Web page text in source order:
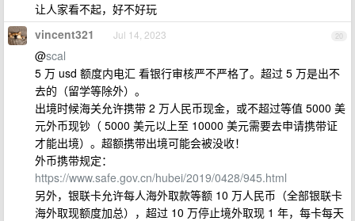
让人家看不起，好不好玩
20
vincent321 Jul 14, 2023
@scal
5 万 usd 额度内电汇 看银行审核严不严格了。超过 5 万是出不
去的（留学等除外）。
出境时候海关允许携带 2 万人民币现金，或不超过等值 5000 美
元外币现钞（ 5000 美元以上至 10000 美元需要去申请携带证
才能出境）。超额携带出境可能会被没收！
外币携带规定：
https://www.safe.gov.cn/hubei/2019/0428/945.html
另外，银联卡允许每人海外取款等额 10 万人民币（全部银联卡
海外取现额度加总），超过 10 万停止境外取现 1 年，每卡每天